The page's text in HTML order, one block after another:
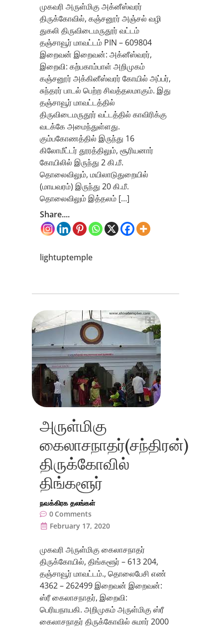
முகவரி அருள்மிகு அக்னீஸ்வரர்
திருக்கோவில், கஞ்சனூர் அஞ்சல் வழி
துகலி திருவிடைமருதூர் வட்டம்
தஞ்சாவூர் மாவட்டம் PIN – 609804
இறைவன் இறைவன்: அக்னீஸ்வரர்,
இறைவி: கற்பகாம்பாள் அறிமுகம்
கஞ்சனூர் அக்கினீஸ்வரர் கோயில் அப்பர்,
சுந்தரர் பாடல் பெற்ற சிவத்தலமாகும். இது
தஞ்சாவூர் மாவட்டத்தில்
திருவிடைமருதூர் வட்டத்தில் காவிரிக்கு
வடக்கே அமைந்துள்ளது.
கும்பகோணத்தில் இருந்து 16
கிலோமீட்டர் தூரத்திலும், சூரியனார்
கோயிலில் இருந்து 2 கி.மீ.
தொலைவிலும், மயிலாடுதுறையில்
(மாயவரம்) இருந்து 20 கி.மீ.
தொலைவிலும் இத்தலம் […]
Share....
lightuptemple
அருள்மிகு
கைலாசநாதர்(சந்திரன்)
திருக்கோவில்
திங்களூர்
நவக்கிரக தலங்கள்
0 Comments
February 17, 2020
முகவரி அருள்மிகு கைலாசநாதர்
திருக்கோயில், திங்களூர் – 613 204,
தஞ்சாவூர் மாவட்டம்., தொலைபேசி எண்
4362 – 262499 இறைவன் இறைவன்:
ஸ்ரீ கைலாசநாதர், இறைவி:
பெரியநாயகி. அறிமுகம் அருள்மிகு ஸ்ரீ
கைலாசநாதர் திருக்கோவில் சுமார் 2000